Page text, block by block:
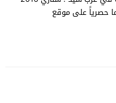
حصرياً على موقع